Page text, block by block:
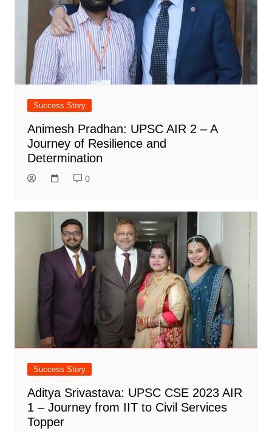
Success Story
Animesh Pradhan: UPSC AIR 2 – A
Journey of Resilience and
Determination
0
Success Story
Aditya Srivastava: UPSC CSE 2023 AIR
1 – Journey from IIT to Civil Services
Topper